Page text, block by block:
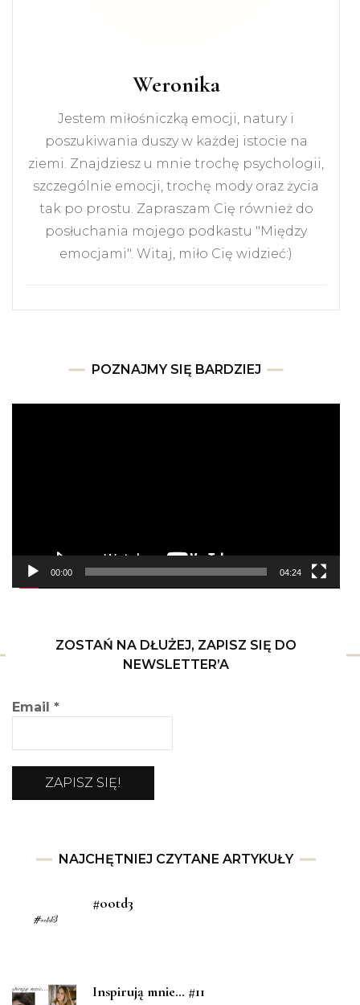
Weronika
Jestem miłośniczką emocji, natury i
poszukiwania duszy w każdej istocie na
ziemi. Znajdziesz u mnie trochę psychologii,
szczególnie emocji, trochę mody oraz życia
tak po prostu. Zapraszam Cię również do
posłuchania mojego podkastu "Między
emocjami". Witaj, miło Cię widzieć:)
POZNAJMY SIĘ BARDZIEJ
00:00 04:24
ZOSTAŃ NA DŁUŻEJ, ZAPISZ SIĘ DO
NEWSLETTER’A
Email *
NAJCHĘTNIEJ CZYTANE ARTYKUŁY
#ootd3
Inspirują mnie… #11